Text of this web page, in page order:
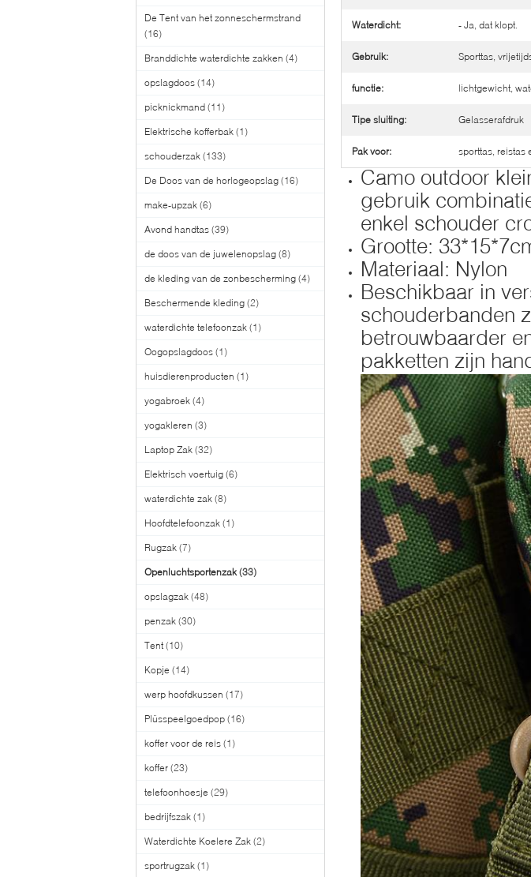
De Tent van het zonneschermstrand
(16)
Branddichte waterdichte zakken (4)
opslagdoos (14)
picknickmand (11)
Elektrische kofferbak (1)
schouderzak (133)
De Doos van de horlogeopslag (16)
make-upzak (6)
Avond handtas (39)
de doos van de juwelenopslag (8)
de kleding van de zonbescherming (4)
Beschermende kleding (2)
waterdichte telefoonzak (1)
Oogopslagdoos (1)
huisdierenproducten (1)
yogabroek (4)
yogakleren (3)
Laptop Zak (32)
Elektrisch voertuig (6)
waterdichte zak (8)
Hoofdtelefoonzak (1)
Rugzak (7)
Openluchtsportenzak (33)
opslagzak (48)
penzak (30)
Tent (10)
Kopje (14)
werp hoofdkussen (17)
Plüsspeelgoedpop (16)
koffer voor de reis (1)
koffer (23)
telefoonhoesje (29)
bedrijfszak (1)
Waterdichte Koelere Zak (2)
sportrugzak (1)
Waterdicht: - Ja, dat klopt.
Gebruik: Sporttas,
functie: lichtgewicht,
Tipe sluiting: Gelasserafdruk
Pak voor: sporttas, reistas
Camo outdoor
gebruik
enkel schouder
Grootte:
Materiaal: Nylon
Beschikbaar in
schouderbanden
betrouwbaarder
pakketten zijn